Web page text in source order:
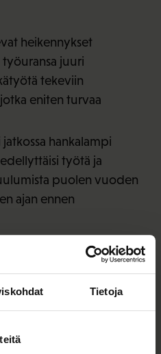
Tietoja
heikennykset
juuri
tekeviin
eniten turvaa
hankalampi
työtä ja
puolen vuoden
ajan ennen
jäisi keikka-
nykyistä pienemmäksi.